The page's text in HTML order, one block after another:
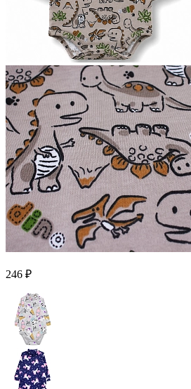
246 ₽